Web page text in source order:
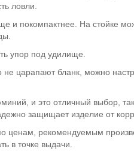
ловли.
покомпактнее. На стойке
упор под удилище.
царапают бланк, можно
и это отличный выбор,
защищает изделие от
ценам, рекомендуемым
в точке выдачи.